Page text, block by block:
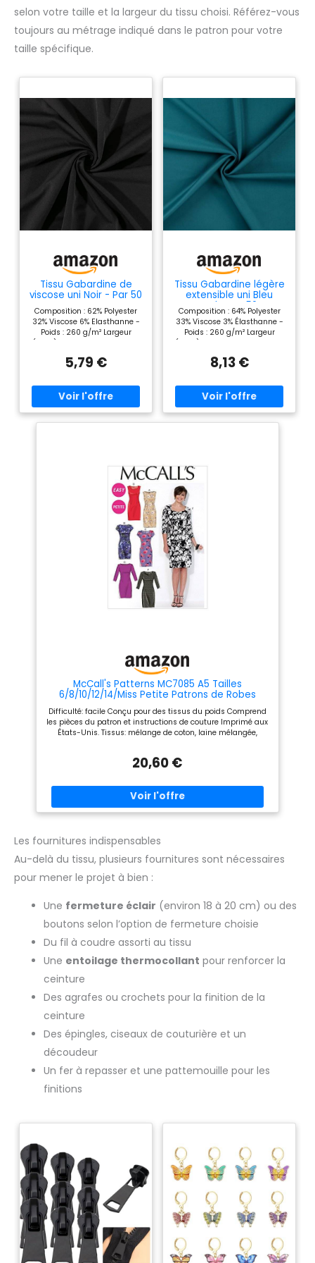
selon votre taille et la largeur du tissu choisi. Référez-vous
toujours au métrage indiqué dans le patron pour votre
taille spécifique.
Tissu Gabardine de
viscose uni Noir - Par 50
cm
Composition : 62% Polyester
32% Viscose 6% Elasthanne -
Poids : 260 g/m² Largeur
(laize) : 145 cm Couleur : Noir
unité de 50 cm (livré d'un seul
cm × longueur commandée.
Quantité 1 = coupon de 50 cm
× laize, quantité 2 = 100 cm ×
laize, etc. (livré d'un seul
5,79 €
Tissu Gabardine légère
extensible uni Bleu
canard - Par 50 cm
Composition : 64% Polyester
33% Viscose 3% Élasthanne -
Poids : 260 g/m² Largeur
(laize) : 145 cm Couleur : Bleu
par unité de 50 cm (livré d'un
laize 145 cm × longueur
commandée. Quantité 1 =
coupon de 50 cm × laize,
quantité 2 = 100 cm × laize,
8,13 €
McCall's Patterns MC7085 A5 Tailles
6/8/10/12/14/Miss Petite Patrons de Robes
Difficulté: facile Conçu pour des tissus du poids Comprend
les pièces du patron et instructions de couture Imprimé aux
États-Unis. Tissus: mélange de coton, laine mélangée,
20,60 €
Les fournitures indispensables
Au-delà du tissu, plusieurs fournitures sont nécessaires
pour mener le projet à bien :
Une fermeture éclair (environ 18 à 20 cm) ou des
boutons selon l’option de fermeture choisie
Du fil à coudre assorti au tissu
Une entoilage thermocollant pour renforcer la
ceinture
Des agrafes ou crochets pour la finition de la
ceinture
Des épingles, ciseaux de couturière et un
découdeur
Un fer à repasser et une pattemouille pour les
finitions